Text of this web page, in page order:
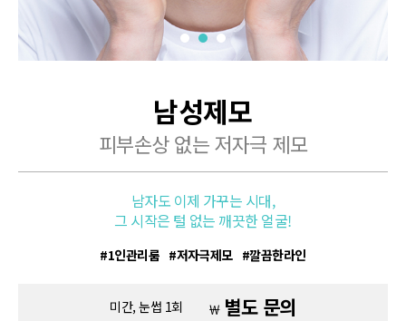
남성제모
피부손상 없는 저자극 제모
남자도 이제 가꾸는 시대,
그 시작은 털 없는 깨끗한 얼굴!
1인관리룸 저자극제모 깔끔한라인
미간, 눈썹 1회 ￦ 별도 문의